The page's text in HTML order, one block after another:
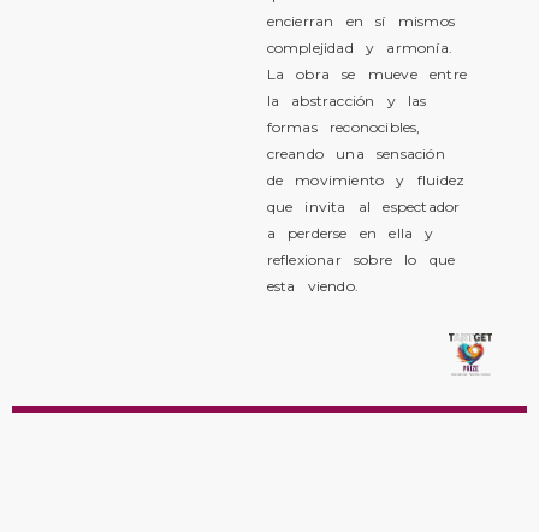
encierran en sí mismos
complejidad y armonía.
La obra se mueve entre
la abstracción y las
formas reconocibles,
creando una sensación
de movimiento y fluidez
que invita al espectador
a perderse en ella y
reflexionar sobre lo que
esta viendo.